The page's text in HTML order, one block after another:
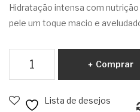
Hidratação intensa com
pele um toque macio e
Maracujá
Comprar
Lista de desejos